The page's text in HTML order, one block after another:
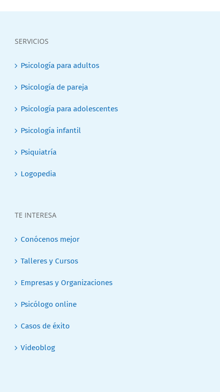
SERVICIOS
Psicología para adultos
Psicología de pareja
Psicología para adolescentes
Psicología infantil
Psiquiatría
Logopedia
TE INTERESA
Conócenos mejor
Talleres y Cursos
Empresas y Organizaciones
Psicólogo online
Casos de éxito
Videoblog